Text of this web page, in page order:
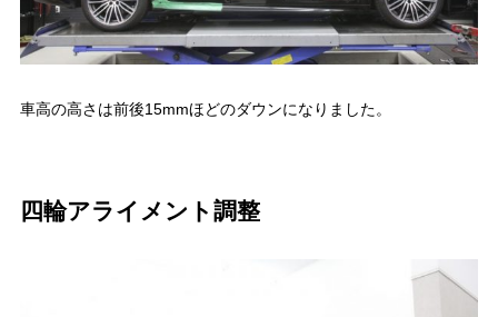
車高の高さは前後15mmほどのダウンになりました。
四輪アライメント調整